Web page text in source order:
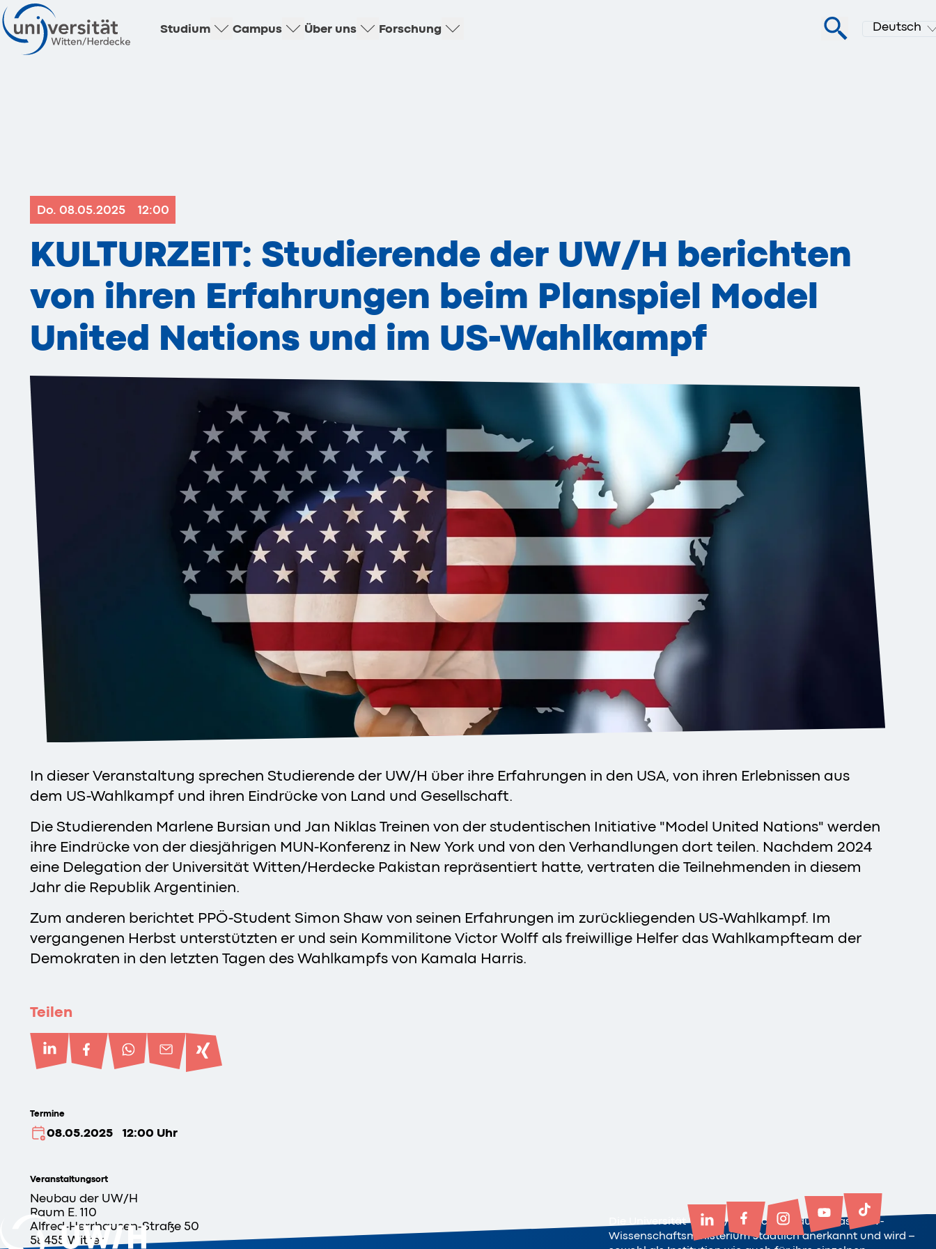
Studium Campus Über uns Forschung Deutsch
Do. 08.05.2025 12:00
KULTURZEIT: Studierende der UW/H berichten
von ihren Erfahrungen beim Planspiel Model
United Nations und im US-Wahlkampf
In dieser Veranstaltung sprechen Studierende der UW/H über ihre Erfahrungen in den USA, von ihren Erlebnissen aus
dem US-Wahlkampf und ihren Eindrücke von Land und Gesellschaft.
Die Studierenden Marlene Bursian und Jan Niklas Treinen von der studentischen Initiative "Model United Nations" werden
ihre Eindrücke von der diesjährigen MUN-Konferenz in New York und von den Verhandlungen dort teilen. Nachdem 2024
eine Delegation der Universität Witten/Herdecke Pakistan repräsentiert hatte, vertraten die Teilnehmenden in diesem
Jahr die Republik Argentinien.
Zum anderen berichtet PPÖ-Student Simon Shaw von seinen Erfahrungen im zurückliegenden US-Wahlkampf. Im
vergangenen Herbst unterstützten er und sein Kommilitone Victor Wolff als freiwillige Helfer das Wahlkampfteam der
Demokraten in den letzten Tagen des Wahlkampfs von Kamala Harris.
Teilen
Termine
08.05.2025 12:00 Uhr
Veranstaltungsort
Neubau der UW/H
Raum E. 110
Alfred-Herrhausen-Straße 50
58455 Witten
Die Universität Witten/Herdecke ist durch das NRW-
Wissenschaftsministerium staatlich anerkannt und wird –